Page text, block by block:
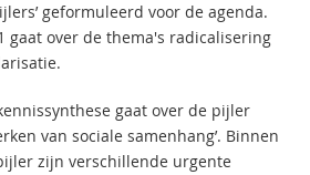
geformuleerd voor de agenda.
gaat over de thema's radicalisering
gaat over de pijler
van sociale samenhang’. Binnen
zijn verschillende urgente